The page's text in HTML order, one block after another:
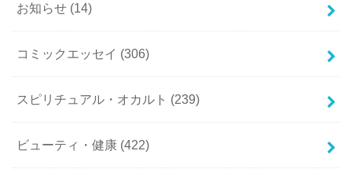
お知らせ (14)
コミックエッセイ (306)
スピリチュアル・オカルト (239)
ビューティ・健康 (422)